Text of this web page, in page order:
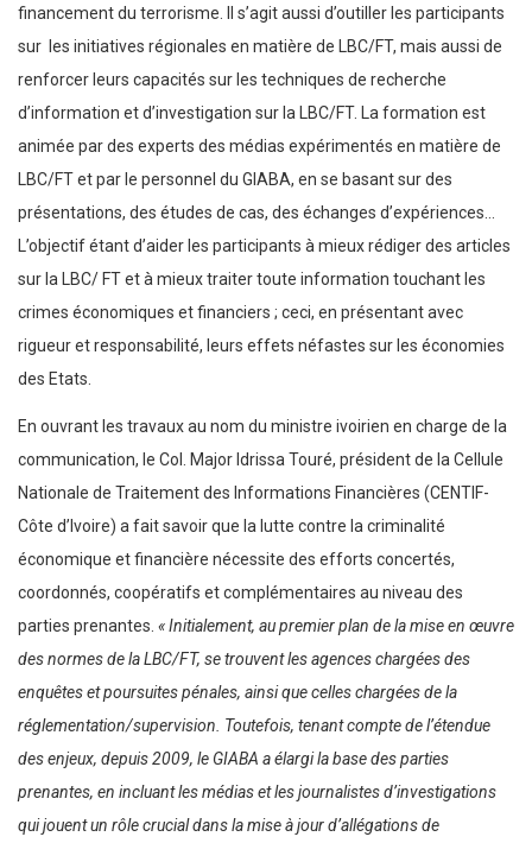
financement du terrorisme. Il s’agit aussi d’outiller les participants
sur les initiatives régionales en matière de LBC/FT, mais aussi de
renforcer leurs capacités sur les techniques de recherche
d’information et d’investigation sur la LBC/FT. La formation est
animée par des experts des médias expérimentés en matière de
LBC/FT et par le personnel du GIABA, en se basant sur des
présentations, des études de cas, des échanges d’expériences…
L’objectif étant d’aider les participants à mieux rédiger des articles
sur la LBC/ FT et à mieux traiter toute information touchant les
crimes économiques et financiers ; ceci, en présentant avec
rigueur et responsabilité, leurs effets néfastes sur les économies
des Etats.
En ouvrant les travaux au nom du ministre ivoirien en charge de la
communication, le Col. Major Idrissa Touré, président de la Cellule
Nationale de Traitement des Informations Financières (CENTIF-
Côte d’Ivoire) a fait savoir que la lutte contre la criminalité
économique et financière nécessite des efforts concertés,
coordonnés, coopératifs et complémentaires au niveau des
parties prenantes. « Initialement, au premier plan de la mise en œuvre
des normes de la LBC/FT, se trouvent les agences chargées des
enquêtes et poursuites pénales, ainsi que celles chargées de la
réglementation/supervision. Toutefois, tenant compte de l’étendue
des enjeux, depuis 2009, le GIABA a élargi la base des parties
prenantes, en incluant les médias et les journalistes d’investigations
qui jouent un rôle crucial dans la mise à jour d’allégations de